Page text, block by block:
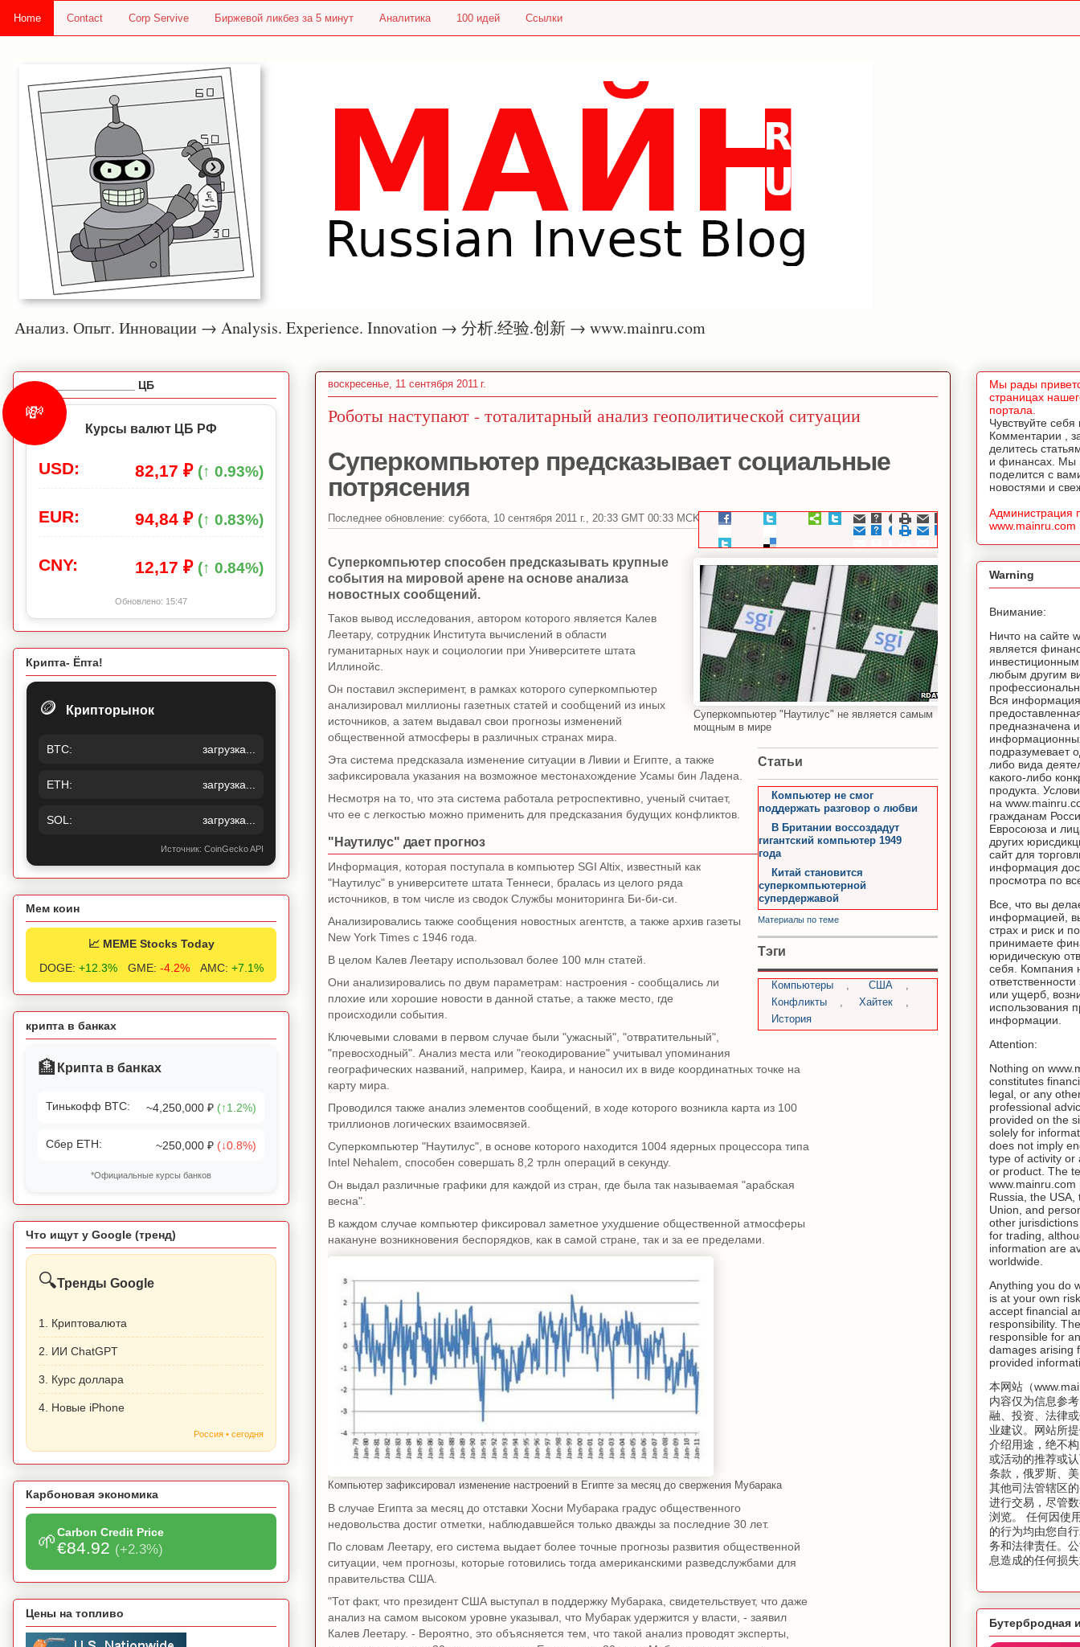
Home Contact Corp Servive Биржевой ликбез за 5 минут Аналитика 100 идей Ссылки
Анализ. Опыт. Инновации → Analysis. Experience. Innovation → 分析.经验.创新 → www.mainru.com
воскресенье, 11 сентября 2011 г.
Роботы наступают - тоталитарный анализ геополитической ситуации
Суперкомпьютер предсказывает социальные
потрясения
Последнее обновление: суббота, 10 сентября 2011 г., 20:33 GMT 00:33 MCK
Суперкомпьютер "Наутилус" не является самым
мощным в мире
Суперкомпьютер способен предсказывать крупные
события на мировой арене на основе анализа
новостных сообщений.
Таков вывод исследования, автором которого является Калев
Леетару, сотрудник Института вычислений в области
гуманитарных наук и социологии при Университете штата
Иллинойс.
Статьи
Компьютер не смог
поддержать разговор о любви
В Британии воссоздадут
гигантский компьютер 1949
года
Китай становится
суперкомпьютерной
супердержавой
Материалы по теме
Тэги
Компьютеры , США
,
Конфликты
, Хайтек
,
История
Он поставил эксперимент, в рамках которого суперкомпьютер
анализировал миллионы газетных статей и сообщений из иных
источников, а затем выдавал свои прогнозы изменений
общественной атмосферы в различных странах мира.
Эта система предсказала изменение ситуации в Ливии и Египте, а также
зафиксировала указания на возможное местонахождение Усамы бин Ладена.
Несмотря на то, что эта система работала ретроспективно, ученый считает,
что ее с легкостью можно применить для предсказания будущих конфликтов.
"Наутилус" дает прогноз
Информация, которая поступала в компьютер SGI Altix, известный как
"Наутилус" в университете штата Теннеси, бралась из целого ряда
источников, в том числе из сводок Службы мониторинга Би-би-си.
Анализировались также сообщения новостных агентств, а также архив газеты
New York Times с 1946 года.
В целом Калев Леетару использовал более 100 млн статей.
Они анализировались по двум параметрам: настроения - сообщались ли
плохие или хорошие новости в данной статье, а также место, где
происходили события.
Ключевыми словами в первом случае были "ужасный", "отвратительный",
"превосходный". Анализ места или "геокодирование" учитывал упоминания
географических названий, например, Каира, и наносил их в виде координатных точке на
карту мира.
Проводился также анализ элементов сообщений, в ходе которого возникла карта из 100
триллионов логических взаимосвязей.
Суперкомпьютер "Наутилус", в основе которого находится 1004 ядерных процессора типа
Intel Nehalem, способен совершать 8,2 трлн операций в секунду.
Он выдал различные графики для каждой из стран, где была так называемая "арабская
весна".
В каждом случае компьютер фиксировал заметное ухудшение общественной атмосферы
накануне возникновения беспорядков, как в самой стране, так и за ее пределами.
Компьютер зафиксировал изменение настроений в Египте за месяц до свержения Мубарака
В случае Египта за месяц до отставки Хосни Мубарака градус общественного
недовольства достиг отметки, наблюдавшейся только дважды за последние 30 лет.
По словам Леетару, его система выдает более точные прогнозы развития общественной
ситуации, чем прогнозы, которые готовились тогда американскими разведслужбами для
правительства США.
"Тот факт, что президент США выступал в поддержку Мубарака, свидетельствует, что даже
анализ на самом высоком уровне указывал, что Мубарак удержится у власти, - заявил
Калев Леетару. - Вероятно, это объясняется тем, что такой анализ проводят эксперты,
_________________ ЦБ
💸
Курсы валют ЦБ РФ
USD: 82,17 ₽ (↑ 0.93%)
EUR: 94,84 ₽ (↑ 0.83%)
CNY: 12,17 ₽ (↑ 0.84%)
Обновлено: 15:47
Крипта- Ёпта!
🪙 Крипторынок
BTC: загрузка...
ETH: загрузка...
SOL: загрузка...
Источник: CoinGecko API
Мем коин
📈 MEME Stocks Today
DOGE: +12.3% GME: -4.2% AMC: +7.1%
крипта в банках
🏦 Крипта в банках
Тинькофф BTC: ~4,250,000 ₽ (↑1.2%)
Сбер ETH: ~250,000 ₽ (↓0.8%)
*Официальные курсы банков
Что ищут у Google (тренд)
🔍Тренды Google
1. Криптовалюта
2. ИИ ChatGPT
3. Курс доллара
4. Новые iPhone
Россия • сегодня
Карбоновая экономика
🌱Carbon Credit Price
€84.92 (+2.3%)
Цены на топливо
Мы рады
страницах
портала.
Чувствуйте
Комментарии ,
делитесь
и финансах. Мы
поделится с
новостями и
Администрация
www.mainru.com
Warning
Внимание:
Ничто на сайте
является
любым другим
Вся
предназначена
подразумевает
либо вида
какого-либо
продукта.
на
гражданам
Евросоюза и
других
сайт для
информация
просмотра по
Все, что вы
информацией,
страх и риск и
принимаете
юридическую
себя. Компания
или ущерб,
использования
информации.
Attention:
Nothing on
constitutes
legal, or any
professional
provided on the
solely for
does not imply
type of activity or
or product. The
Russia, the USA,
Union, and
other
for trading,
information are
worldwide.
Anything you do
is at your own
accept financial
responsibility.
responsible for
damages arising
provided
本网站（
内容仅为信息参
融、投资、法律
业建议。网站所
介绍用途，绝不
或活动的推荐或
条款，俄罗斯、
其他司法管辖区
进行交易，尽管
浏览。 任何因使
的行为均由您自
务和法律责任。
息造成的任何损
Бутербродная